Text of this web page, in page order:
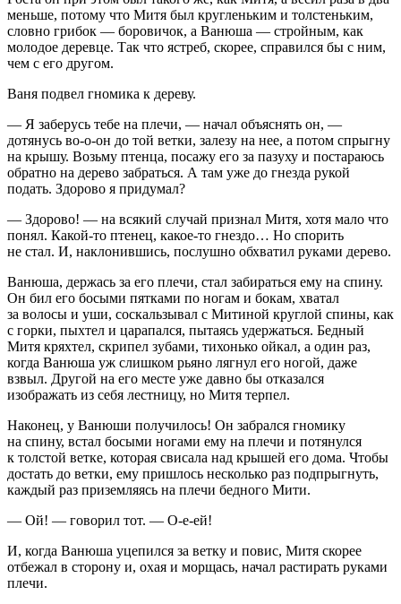
меньше, потому что Митя был кругленьким и толстеньким,
словно грибок — боровичок, а Ванюша — стройным, как
молодое деревце. Так что ястреб, скорее, справился бы с ним,
чем с его другом.
Ваня подвел гномика к дереву.
— Я заберусь тебе на плечи, — начал объяснять он, —
дотянусь во-о-он до той ветки, залезу на нее, а потом спрыгну
на крышу. Возьму птенца, посажу его за пазуху и постараюсь
обратно на дерево забраться. А там уже до гнезда рукой
подать. Здорово я придумал?
— Здорово! — на всякий случай признал Митя, хотя мало что
понял. Какой-то птенец, какое-то гнездо… Но спорить
не стал. И, наклонившись, послушно обхватил руками дерево.
Ванюша, держась за его плечи, стал забираться ему на спину.
Он бил его босыми пятками по ногам и бокам, хватал
за волосы и уши, соскальзывал с Митиной круглой спины, как
с горки, пыхтел и царапался, пытаясь удержаться. Бедный
Митя кряхтел, скрипел зубами, тихонько ойкал, а один раз,
когда Ванюша уж слишком рьяно лягнул его ногой, даже
взвыл. Другой на его месте уже давно бы отказался
изображать из себя лестницу, но Митя терпел.
Наконец, у Ванюши получилось! Он забрался гномику
на спину, встал босыми ногами ему на плечи и потянулся
к толстой ветке, которая свисала над крышей его дома. Чтобы
достать до ветки, ему пришлось несколько раз подпрыгнуть,
каждый раз приземляясь на плечи бедного Мити.
— Ой! — говорил тот. — О-е-ей!
И, когда Ванюша уцепился за ветку и повис, Митя скорее
отбежал в сторону и, охая и морщась, начал растирать руками
плечи.